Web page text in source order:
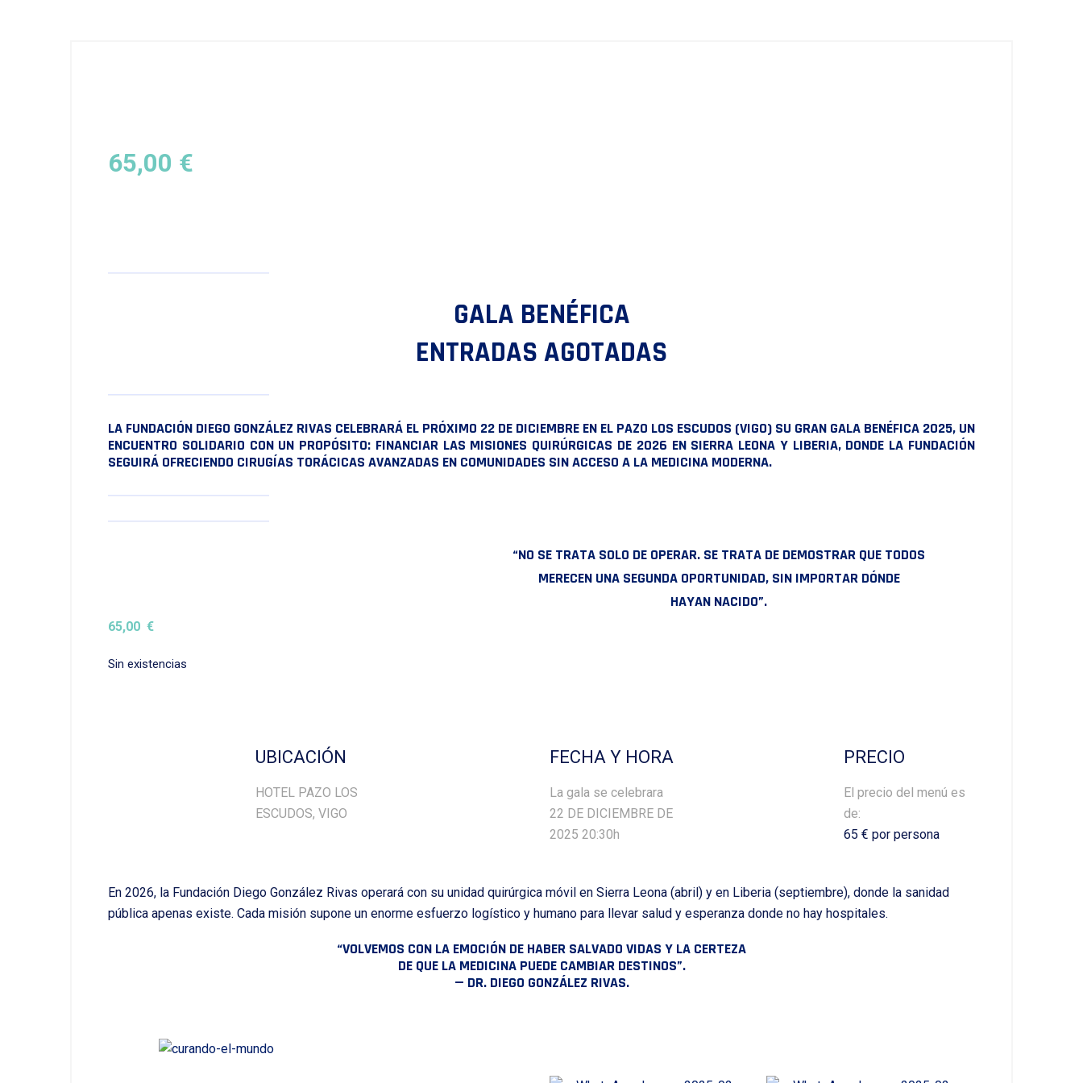
65,00 €
GALA BENÉFICA
ENTRADAS AGOTADAS
LA FUNDACIÓN DIEGO GONZÁLEZ RIVAS CELEBRARÁ EL PRÓXIMO 22 DE DICIEMBRE EN EL PAZO LOS ESCUDOS (VIGO) SU GRAN GALA BENÉFICA 2025, UN
ENCUENTRO SOLIDARIO CON UN PROPÓSITO: FINANCIAR LAS MISIONES QUIRÚRGICAS DE 2026 EN SIERRA LEONA Y LIBERIA, DONDE LA FUNDACIÓN
SEGUIRÁ OFRECIENDO CIRUGÍAS TORÁCICAS AVANZADAS EN COMUNIDADES SIN ACCESO A LA MEDICINA MODERNA.
“NO SE TRATA SOLO DE OPERAR. SE TRATA DE DEMOSTRAR QUE TODOS
MERECEN UNA SEGUNDA OPORTUNIDAD, SIN IMPORTAR DÓNDE
HAYAN NACIDO”.
65,00 €
Sin existencias
UBICACIÓN
HOTEL PAZO LOS
ESCUDOS, VIGO
FECHA Y HORA
La gala se celebrara
22 DE DICIEMBRE DE
2025 20:30h
PRECIO
El precio del menú es
de:
65 € por persona
En 2026, la Fundación Diego González Rivas operará con su unidad quirúrgica móvil en Sierra Leona (abril) y en Liberia (septiembre), donde la sanidad
pública apenas existe. Cada misión supone un enorme esfuerzo logístico y humano para llevar salud y esperanza donde no hay hospitales.
“VOLVEMOS CON LA EMOCIÓN DE HABER SALVADO VIDAS Y LA CERTEZA
DE QUE LA MEDICINA PUEDE CAMBIAR DESTINOS”.
— DR. DIEGO GONZÁLEZ RIVAS.